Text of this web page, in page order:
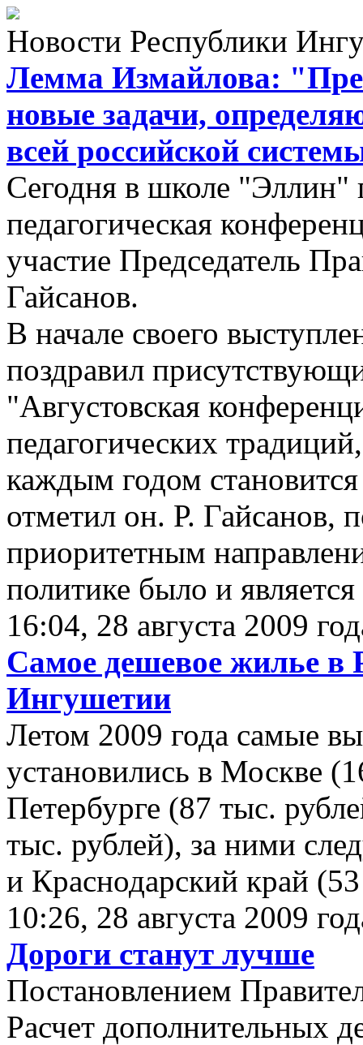
Новости Республики
Лемма Измайлова:
новые задачи,
всей российской
Сегодня в школе "Эллин"
педагогическая
участие Председатель
Гайсанов.
В начале своего
поздравил
"Августовская
педагогических
каждым годом
отметил он. Р. Гайсанов,
приоритетным
политике было и
16:04, 28 августа 2009
Самое дешевое жилье в
Ингушетии
Летом 2009 года самые
установились в Москве
Петербурге (87 тыс.
тыс. рублей), за ними
и Краснодарский край
10:26, 28 августа 2009
Дороги станут лучше
Постановлением
Расчет дополнительных